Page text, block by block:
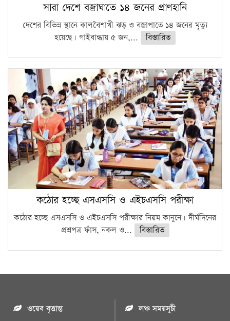
সারা দেশে বজ্রাঘাতে ১৪ জনের প্রাণহানি
দেশের বিভিন্ন স্থানে কালবৈশাখী ঝড় ও বজ্রাপাতে ১৪ জনের মৃত্যু
হয়েছে। গাইবান্ধায় ৫ জন,...
বিস্তারিত
কঠোর হচ্ছে এসএসসি ও এইচএসসি পরীক্ষা
কঠোর হচ্ছে এসএসসি ও এইচএসসি পরীক্ষার নিয়ম কানুনে। দীর্ঘদিনের
প্রশ্নপত্র ফাঁস, নকল ও...
বিস্তারিত
ওয়েব বৃত্তান্ত
লঞ্চ সময়সূচী